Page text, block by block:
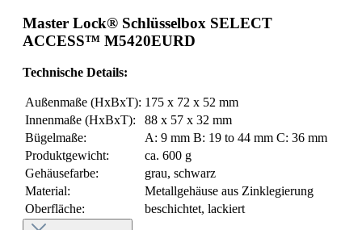
Master Lock® Schlüsselbox SELECT
ACCESS™ M5420EURD
Technische Details:
Außenmaße (HxBxT): 175 x 72 x 52 mm
Innenmaße (HxBxT):
88 x 57 x 32 mm
Bügelmaße:
A: 9 mm B: 19 to 44 mm C: 36 mm
Produktgewicht:
ca. 600 g
Gehäusefarbe:
grau, schwarz
Material:
Metallgehäuse aus Zinklegierung
Oberfläche:
beschichtet, lackiert